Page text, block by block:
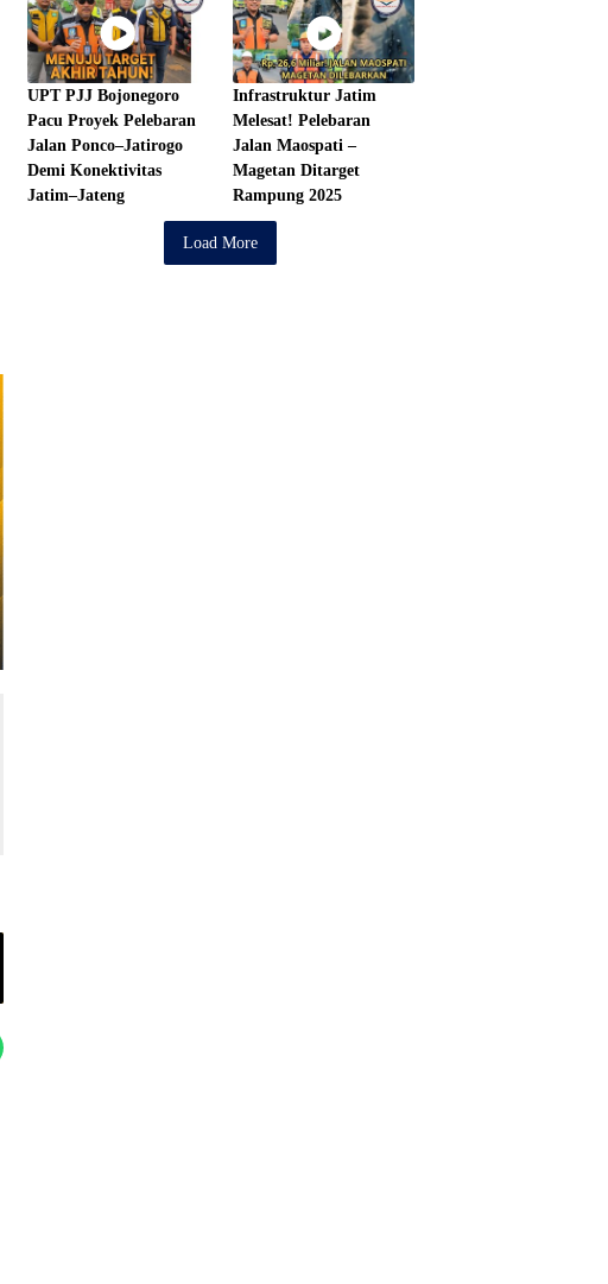
UPT PJJ Bojonegoro
Pacu Proyek Pelebaran
Jalan Ponco–Jatirogo
Demi Konektivitas
Jatim–Jateng
Infrastruktur Jatim
Melesat! Pelebaran
Jalan Maospati –
Magetan Ditarget
Rampung 2025
Load More